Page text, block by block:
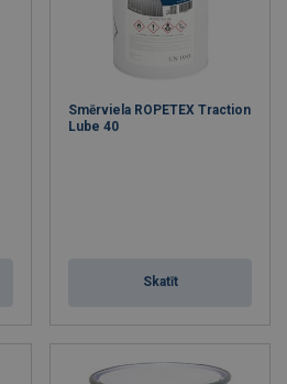
Smērviela ROPETEX Traction
Lube 40
Skatīt